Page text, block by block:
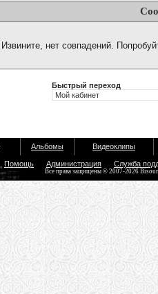
Извините, нет совпадений.
Быстрый переход
Альбомы Видеоклипы
Помощь Администрация Служба
Все права защищены © 2007-2026